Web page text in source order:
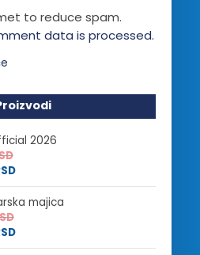
to reduce spam.
data is processed.
2026
majica